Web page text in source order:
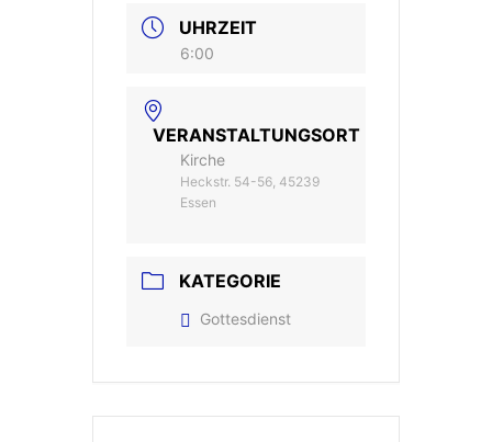
UHRZEIT
6:00
VERANSTALTUNGSORT
Kirche
Heckstr. 54-56, 45239
Essen
KATEGORIE
Gottesdienst